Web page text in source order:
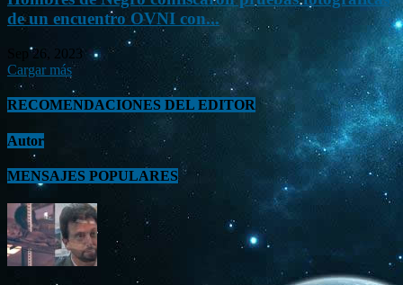
de un encuentro OVNI con...
Sep 26, 2023
Cargar más
RECOMENDACIONES DEL EDITOR
Autor
MENSAJES POPULARES